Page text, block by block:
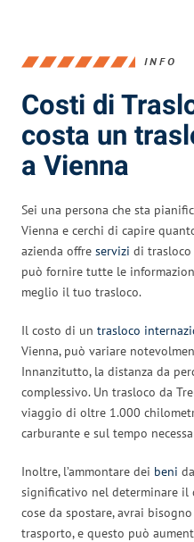
INFO
Costi di
costa un
a Vienna
Sei una persona che sta
Vienna e cerchi di capire
azienda offre servizi di
può fornire tutte le
meglio il tuo trasloco.
Il costo di un trasloco
Vienna, può variare
Innanzitutto, la distanza da
complessivo. Un trasloco da
viaggio di oltre 1.000
carburante e sul tempo
Inoltre, l’ammontare dei beni
significativo nel determinare il
cose da spostare, avrai
trasporto, e questo può